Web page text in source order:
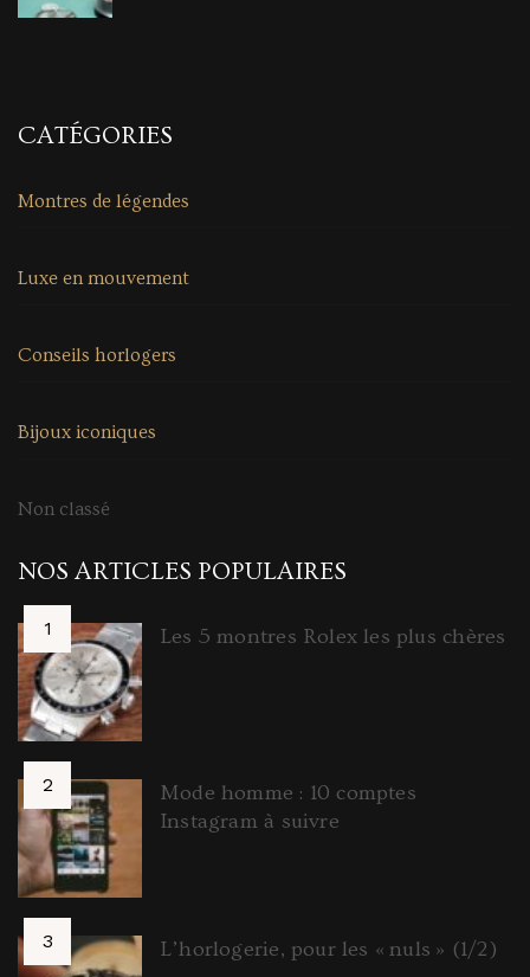
CATÉGORIES
Montres de légendes
Luxe en mouvement
Conseils horlogers
Bijoux iconiques
Non classé
NOS ARTICLES POPULAIRES
Les 5 montres Rolex les plus chères
Mode homme : 10 comptes
Instagram à suivre
L’horlogerie, pour les « nuls » (1/2)